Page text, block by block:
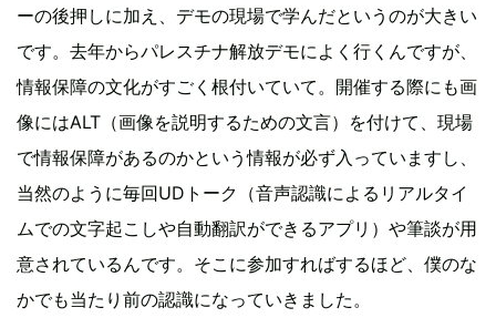
ーの後押しに加え、デモの現場で学んだというのが大きい
です。去年からパレスチナ解放デモによく行くんですが、
情報保障の文化がすごく根付いていて。開催する際にも画
像にはALT（画像を説明するための文言）を付けて、現場
で情報保障があるのかという情報が必ず入っていますし、
当然のように毎回UDトーク（音声認識によるリアルタイ
ムでの文字起こしや自動翻訳ができるアプリ）や筆談が用
意されているんです。そこに参加すればするほど、僕のな
かでも当たり前の認識になっていきました。